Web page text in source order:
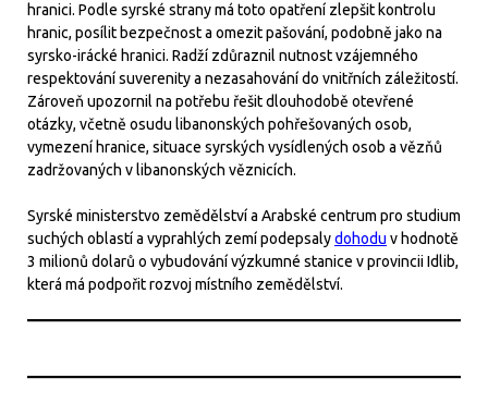
hranici. Podle syrské strany má toto opatření zlepšit kontrolu
hranic, posílit bezpečnost a omezit pašování, podobně jako na
syrsko-irácké hranici. Radží zdůraznil nutnost vzájemného
respektování suverenity a nezasahování do vnitřních záležitostí.
Zároveň upozornil na potřebu řešit dlouhodobě otevřené
otázky, včetně osudu libanonských pohřešovaných osob,
vymezení hranice, situace syrských vysídlených osob a vězňů
zadržovaných v libanonských věznicích.
Syrské ministerstvo zemědělství a Arabské centrum pro studium
suchých oblastí a vyprahlých zemí podepsalydohodu v hodnotě
3 milionů dolarů o vybudování výzkumné stanice v provincii Idlib,
která má podpořit rozvoj místního zemědělství.